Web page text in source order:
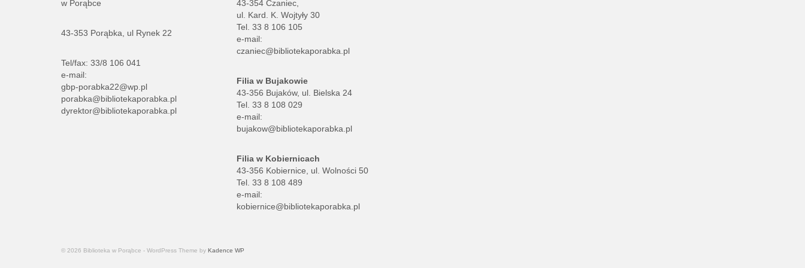
w Porąbce
43-353 Porąbka, ul Rynek 22
Tel/fax: 33/8 106 041
e-mail:
gbp-porabka22@wp.pl
porabka@bibliotekaporabka.pl
dyrektor@bibliotekaporabka.pl
43-354 Czaniec,
ul. Kard. K. Wojtyły 30
Tel. 33 8 106 105
e-mail:
czaniec@bibliotekaporabka.pl
Filia w Bujakowie
43-356 Bujaków, ul. Bielska 24
Tel. 33 8 108 029
e-mail:
bujakow@bibliotekaporabka.pl
Filia w Kobiernicach
43-356 Kobiernice, ul. Wolności 50
Tel. 33 8 108 489
e-mail:
kobiernice@bibliotekaporabka.pl
© 2026 Biblioteka w Porąbce - WordPress Theme by Kadence WP